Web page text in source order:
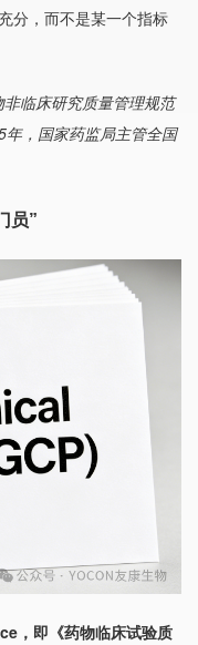
分，而不是某一个指标
临床研究质量管理规范
，国家药监局主管全国
员”
，即《药物临床试验质